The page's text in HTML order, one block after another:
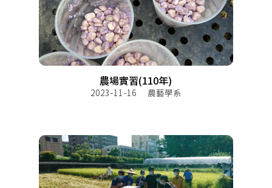
農場實習(110年)
2023-11-16 農藝學系